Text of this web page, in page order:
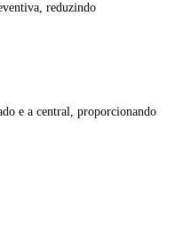
reduzindo
e a central, proporcionando